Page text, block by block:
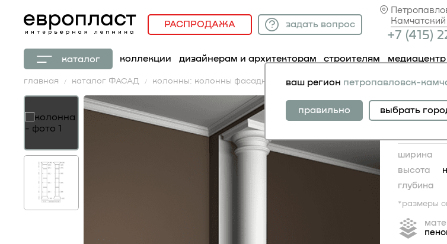
Камчатский
+7 (41 5)
задать вопрос
РАСПРОДАЖА
каталог коллекции дизайнерам и архитекторам строителям медиацентр
ваш регион петропавловск-
правильно выбрать
главная каталог ФАСАД колонны: колонны фасадные колонна
ширина
высота
глубина
*размеры